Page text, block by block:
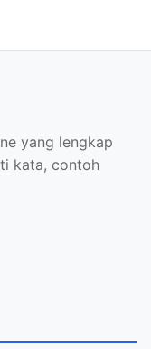
yang lengkap
kata, contoh